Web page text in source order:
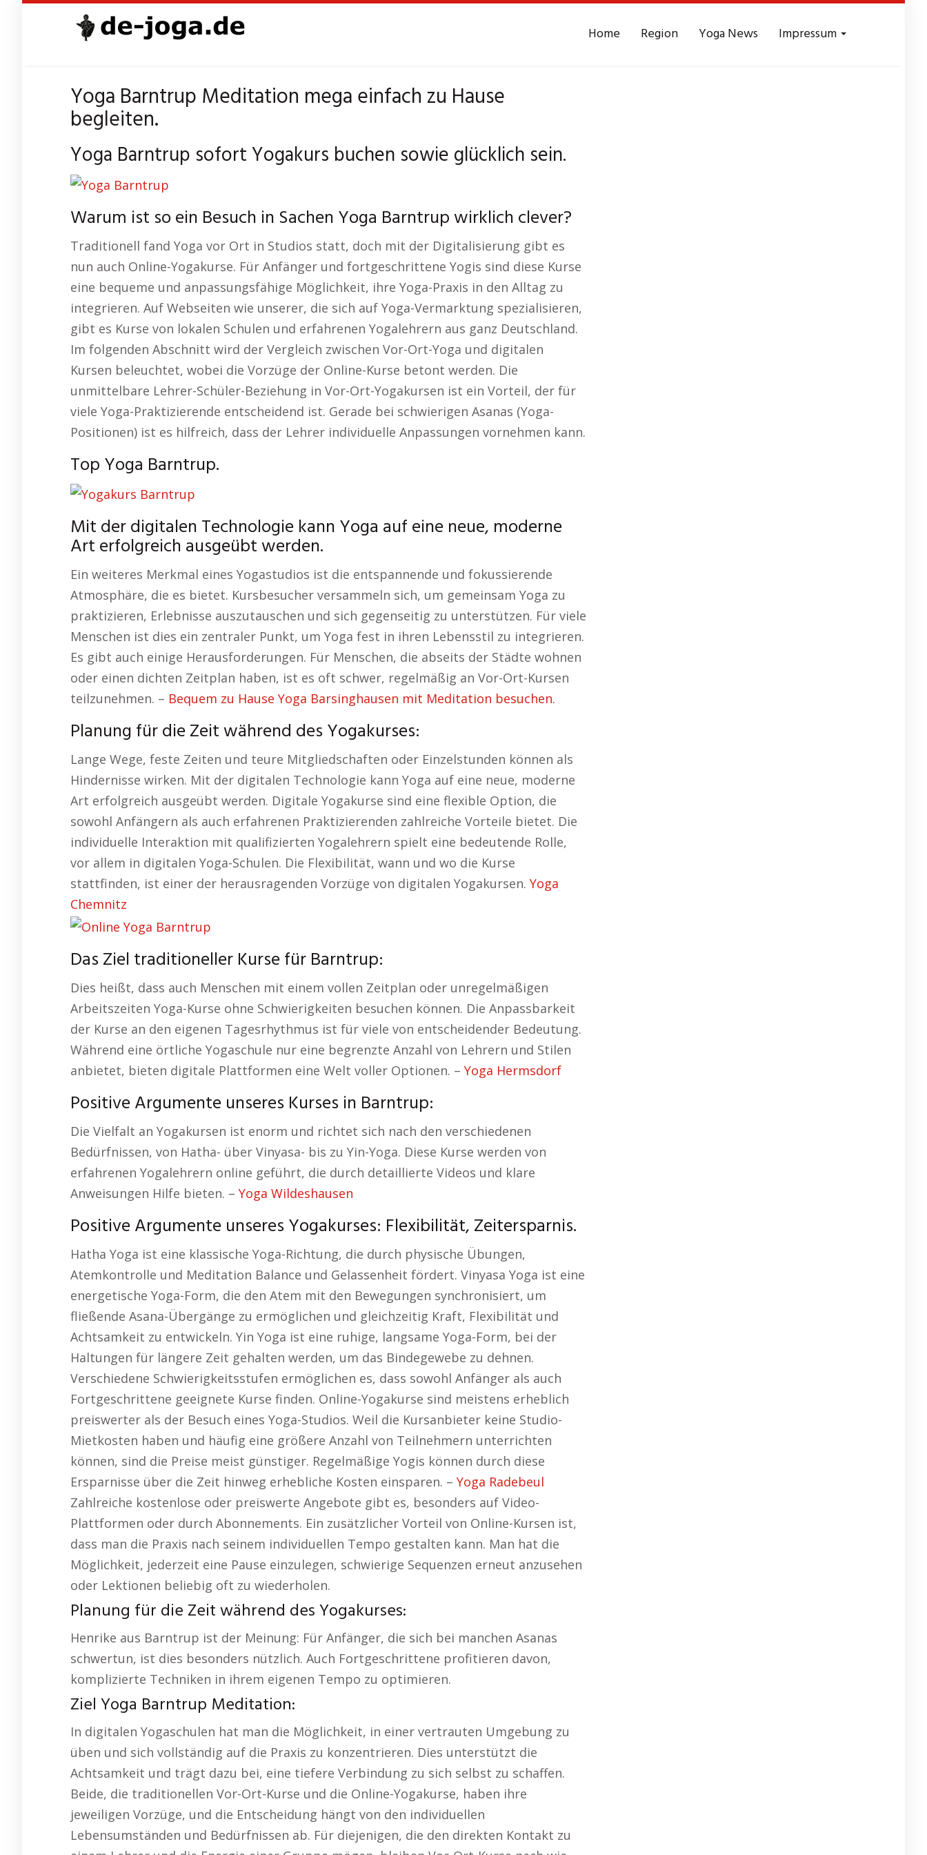
Home Region Yoga News Impressum
Yoga Barntrup Meditation mega einfach zu Hause
begleiten.
Yoga Barntrup sofort Yogakurs buchen sowie glücklich sein.
Warum ist so ein Besuch in Sachen Yoga Barntrup wirklich clever?
Traditionell fand Yoga vor Ort in Studios statt, doch mit der Digitalisierung gibt es
nun auch Online-Yogakurse. Für Anfänger und fortgeschrittene Yogis sind diese Kurse
eine bequeme und anpassungsfähige Möglichkeit, ihre Yoga-Praxis in den Alltag zu
integrieren. Auf Webseiten wie unserer, die sich auf Yoga-Vermarktung spezialisieren,
gibt es Kurse von lokalen Schulen und erfahrenen Yogalehrern aus ganz Deutschland.
Im folgenden Abschnitt wird der Vergleich zwischen Vor-Ort-Yoga und digitalen
Kursen beleuchtet, wobei die Vorzüge der Online-Kurse betont werden. Die
unmittelbare Lehrer-Schüler-Beziehung in Vor-Ort-Yogakursen ist ein Vorteil, der für
viele Yoga-Praktizierende entscheidend ist. Gerade bei schwierigen Asanas (Yoga-
Positionen) ist es hilfreich, dass der Lehrer individuelle Anpassungen vornehmen kann.
Top Yoga Barntrup.
Mit der digitalen Technologie kann Yoga auf eine neue, moderne
Art erfolgreich ausgeübt werden.
Ein weiteres Merkmal eines Yogastudios ist die entspannende und fokussierende
Atmosphäre, die es bietet. Kursbesucher versammeln sich, um gemeinsam Yoga zu
praktizieren, Erlebnisse auszutauschen und sich gegenseitig zu unterstützen. Für viele
Menschen ist dies ein zentraler Punkt, um Yoga fest in ihren Lebensstil zu integrieren.
Es gibt auch einige Herausforderungen. Für Menschen, die abseits der Städte wohnen
oder einen dichten Zeitplan haben, ist es oft schwer, regelmäßig an Vor-Ort-Kursen
teilzunehmen. – Bequem zu Hause Yoga Barsinghausen mit Meditation besuchen.
Planung für die Zeit während des Yogakurses:
Lange Wege, feste Zeiten und teure Mitgliedschaften oder Einzelstunden können als
Hindernisse wirken. Mit der digitalen Technologie kann Yoga auf eine neue, moderne
Art erfolgreich ausgeübt werden. Digitale Yogakurse sind eine flexible Option, die
sowohl Anfängern als auch erfahrenen Praktizierenden zahlreiche Vorteile bietet. Die
individuelle Interaktion mit qualifizierten Yogalehrern spielt eine bedeutende Rolle,
vor allem in digitalen Yoga-Schulen. Die Flexibilität, wann und wo die Kurse
stattfinden, ist einer der herausragenden Vorzüge von digitalen Yogakursen. Yoga
Chemnitz
Das Ziel traditioneller Kurse für Barntrup:
Dies heißt, dass auch Menschen mit einem vollen Zeitplan oder unregelmäßigen
Arbeitszeiten Yoga-Kurse ohne Schwierigkeiten besuchen können. Die Anpassbarkeit
der Kurse an den eigenen Tagesrhythmus ist für viele von entscheidender Bedeutung.
Während eine örtliche Yogaschule nur eine begrenzte Anzahl von Lehrern und Stilen
anbietet, bieten digitale Plattformen eine Welt voller Optionen. – Yoga Hermsdorf
Positive Argumente unseres Kurses in Barntrup:
Die Vielfalt an Yogakursen ist enorm und richtet sich nach den verschiedenen
Bedürfnissen, von Hatha- über Vinyasa- bis zu Yin-Yoga. Diese Kurse werden von
erfahrenen Yogalehrern online geführt, die durch detaillierte Videos und klare
Anweisungen Hilfe bieten. – Yoga Wildeshausen
Positive Argumente unseres Yogakurses: Flexibilität, Zeitersparnis.
Hatha Yoga ist eine klassische Yoga-Richtung, die durch physische Übungen,
Atemkontrolle und Meditation Balance und Gelassenheit fördert. Vinyasa Yoga ist eine
energetische Yoga-Form, die den Atem mit den Bewegungen synchronisiert, um
fließende Asana-Übergänge zu ermöglichen und gleichzeitig Kraft, Flexibilität und
Achtsamkeit zu entwickeln. Yin Yoga ist eine ruhige, langsame Yoga-Form, bei der
Haltungen für längere Zeit gehalten werden, um das Bindegewebe zu dehnen.
Verschiedene Schwierigkeitsstufen ermöglichen es, dass sowohl Anfänger als auch
Fortgeschrittene geeignete Kurse finden. Online-Yogakurse sind meistens erheblich
preiswerter als der Besuch eines Yoga-Studios. Weil die Kursanbieter keine Studio-
Mietkosten haben und häufig eine größere Anzahl von Teilnehmern unterrichten
können, sind die Preise meist günstiger. Regelmäßige Yogis können durch diese
Ersparnisse über die Zeit hinweg erhebliche Kosten einsparen. – Yoga Radebeul
Zahlreiche kostenlose oder preiswerte Angebote gibt es, besonders auf Video-
Plattformen oder durch Abonnements. Ein zusätzlicher Vorteil von Online-Kursen ist,
dass man die Praxis nach seinem individuellen Tempo gestalten kann. Man hat die
Möglichkeit, jederzeit eine Pause einzulegen, schwierige Sequenzen erneut anzusehen
oder Lektionen beliebig oft zu wiederholen.
Planung für die Zeit während des Yogakurses:
Henrike aus Barntrup ist der Meinung: Für Anfänger, die sich bei manchen Asanas
schwertun, ist dies besonders nützlich. Auch Fortgeschrittene profitieren davon,
komplizierte Techniken in ihrem eigenen Tempo zu optimieren.
Ziel Yoga Barntrup Meditation:
In digitalen Yogaschulen hat man die Möglichkeit, in einer vertrauten Umgebung zu
üben und sich vollständig auf die Praxis zu konzentrieren. Dies unterstützt die
Achtsamkeit und trägt dazu bei, eine tiefere Verbindung zu sich selbst zu schaffen.
Beide, die traditionellen Vor-Ort-Kurse und die Online-Yogakurse, haben ihre
jeweiligen Vorzüge, und die Entscheidung hängt von den individuellen
Lebensumständen und Bedürfnissen ab. Für diejenigen, die den direkten Kontakt zu